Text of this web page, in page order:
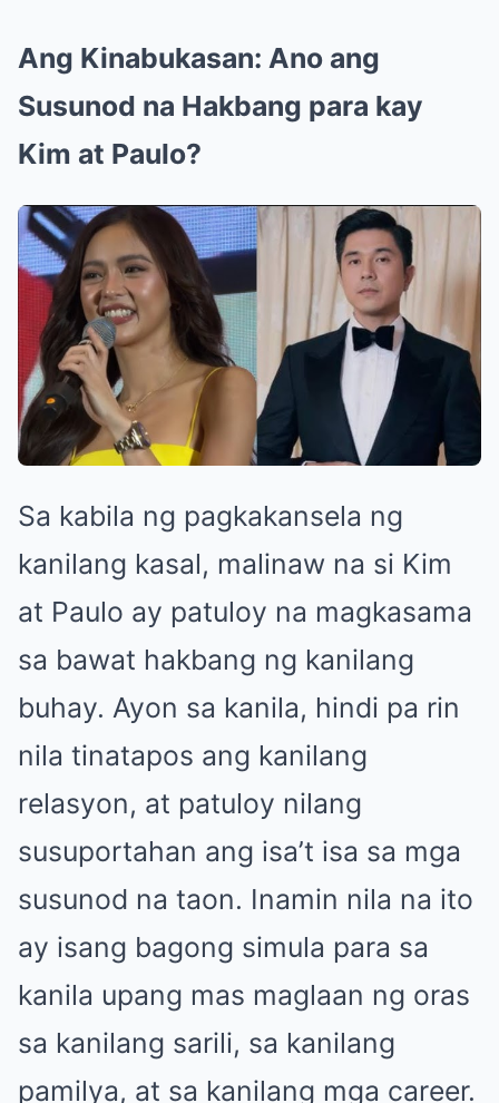
Ang Kinabukasan: Ano ang
Susunod na Hakbang para kay
Kim at Paulo?
Sa kabila ng pagkakansela ng
kanilang kasal, malinaw na si Kim
at Paulo ay patuloy na magkasama
sa bawat hakbang ng kanilang
buhay. Ayon sa kanila, hindi pa rin
nila tinatapos ang kanilang
relasyon, at patuloy nilang
susuportahan ang isa’t isa sa mga
susunod na taon. Inamin nila na ito
ay isang bagong simula para sa
kanila upang mas maglaan ng oras
sa kanilang sarili, sa kanilang
pamilya, at sa kanilang mga career.